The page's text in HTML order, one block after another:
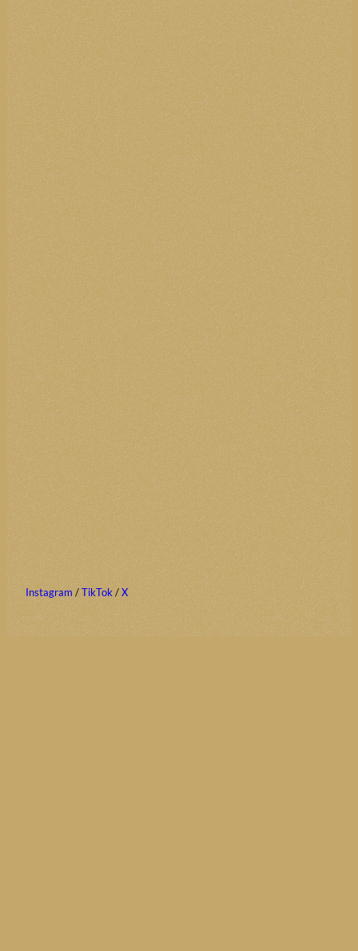
Instagram/TikTok/X